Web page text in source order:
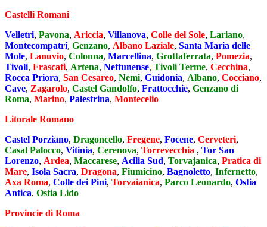
Castelli Romani
Velletri, Pavona, Ariccia, Villanova, Colle del Sole, Lariano,
Montecompatri, Genzano, Albano Laziale, Santa Maria delle
Mole, Lanuvio, Colonna, Marcellina, Grottaferrata, Pomezia,
Tivoli, Frascati, Artena, Nettunense, Tivoli Terme, Cecchina,
Rocca Priora, San Cesareo, Nemi, Guidonia, Albano, Cocciano,
Cave, Zagarolo, Castel Gandolfo, Frattocchie, Genzano di
Roma, Marino, Palestrina, Montecelio
Litorale Romano
Castel Porziano, Dragoncello, Fregene, Focene, Cerveteri,
Casal Palocco, Vitinia, Cerenova, Torrevecchia , Tor San
Lorenzo, Ardea, Maccarese, Acilia Sud, Torvajanica, Pratica di
Mare, Isola Sacra, Dragona, Fiumicino, Bagnoletto, Infernetto,
Axa Roma, Colle dei Pini, Torvaianica, Parco Leonardo, Ostia
Antica, Ostia Lido
Provincie di Roma